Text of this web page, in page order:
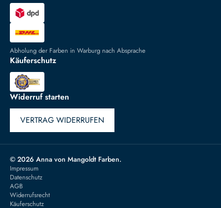
Abholung der Farben in Warburg nach Absprache
Käuferschutz
Widerruf starten
VERTRAG WIDERRUFEN
© 2026 Anna von Mangoldt Farben.
Impressum
Datenschutz
AGB
Widerrufsrecht
Käuferschutz